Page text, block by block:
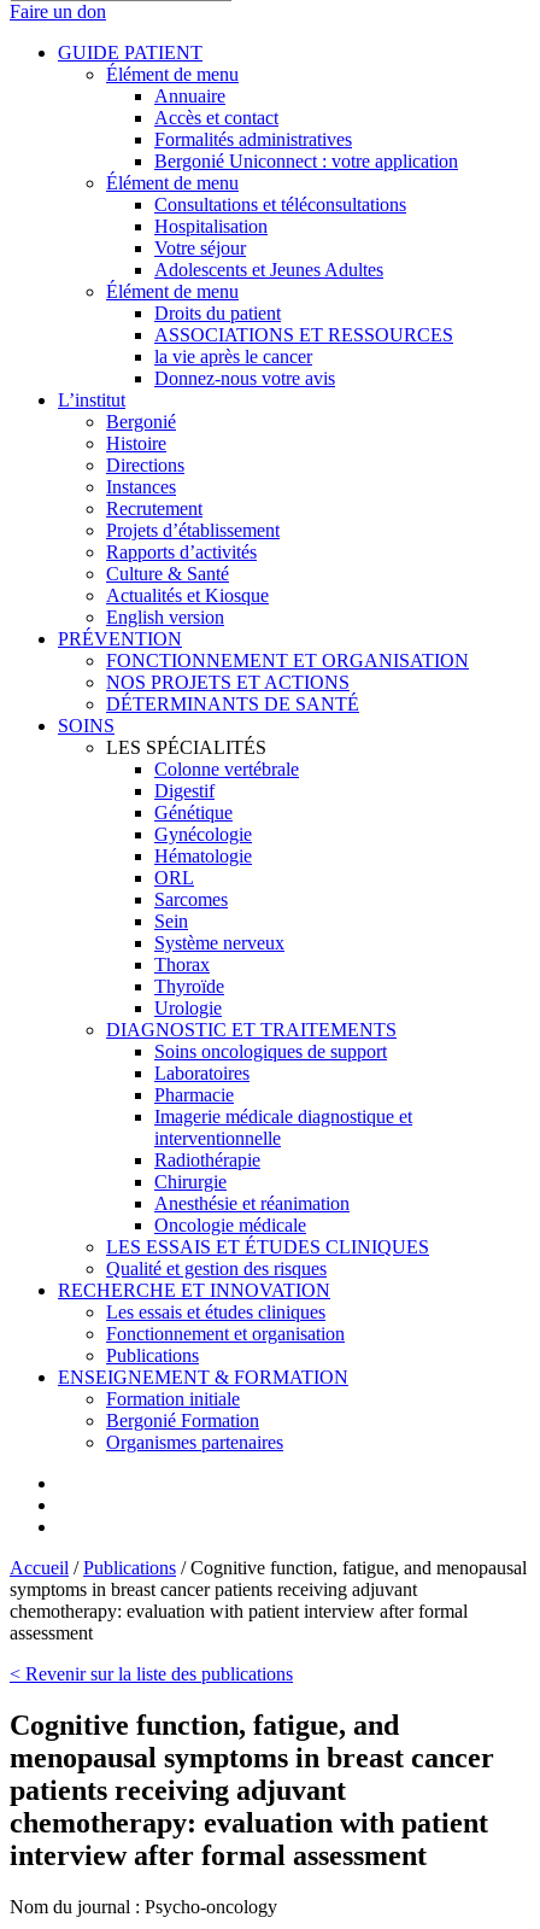
Faire un don
GUIDE PATIENT
Élément de menu
Annuaire
Accès et contact
Formalités administratives
Bergonié Uniconnect : votre application
Élément de menu
Consultations et téléconsultations
Hospitalisation
Votre séjour
Adolescents et Jeunes Adultes
Élément de menu
Droits du patient
ASSOCIATIONS ET RESSOURCES
la vie après le cancer
Donnez-nous votre avis
L’institut
Bergonié
Histoire
Directions
Instances
Recrutement
Projets d’établissement
Rapports d’activités
Culture & Santé
Actualités et Kiosque
English version
PRÉVENTION
FONCTIONNEMENT ET ORGANISATION
NOS PROJETS ET ACTIONS
DÉTERMINANTS DE SANTÉ
SOINS
LES SPÉCIALITÉS
Colonne vertébrale
Digestif
Génétique
Gynécologie
Hématologie
ORL
Sarcomes
Sein
Système nerveux
Thorax
Thyroïde
Urologie
DIAGNOSTIC ET TRAITEMENTS
Soins oncologiques de support
Laboratoires
Pharmacie
Imagerie médicale diagnostique et
interventionnelle
Radiothérapie
Chirurgie
Anesthésie et réanimation
Oncologie médicale
LES ESSAIS ET ÉTUDES CLINIQUES
Qualité et gestion des risques
RECHERCHE ET INNOVATION
Les essais et études cliniques
Fonctionnement et organisation
Publications
ENSEIGNEMENT & FORMATION
Formation initiale
Bergonié Formation
Organismes partenaires
Accueil /Publications /Cognitive function, fatigue, and menopausal
symptoms in breast cancer patients receiving adjuvant
chemotherapy: evaluation with patient interview after formal
assessment
< Revenir sur la liste des publications
Cognitive function, fatigue, and
menopausal symptoms in breast cancer
patients receiving adjuvant
chemotherapy: evaluation with patient
interview after formal assessment
Nom du journal : Psycho-oncology